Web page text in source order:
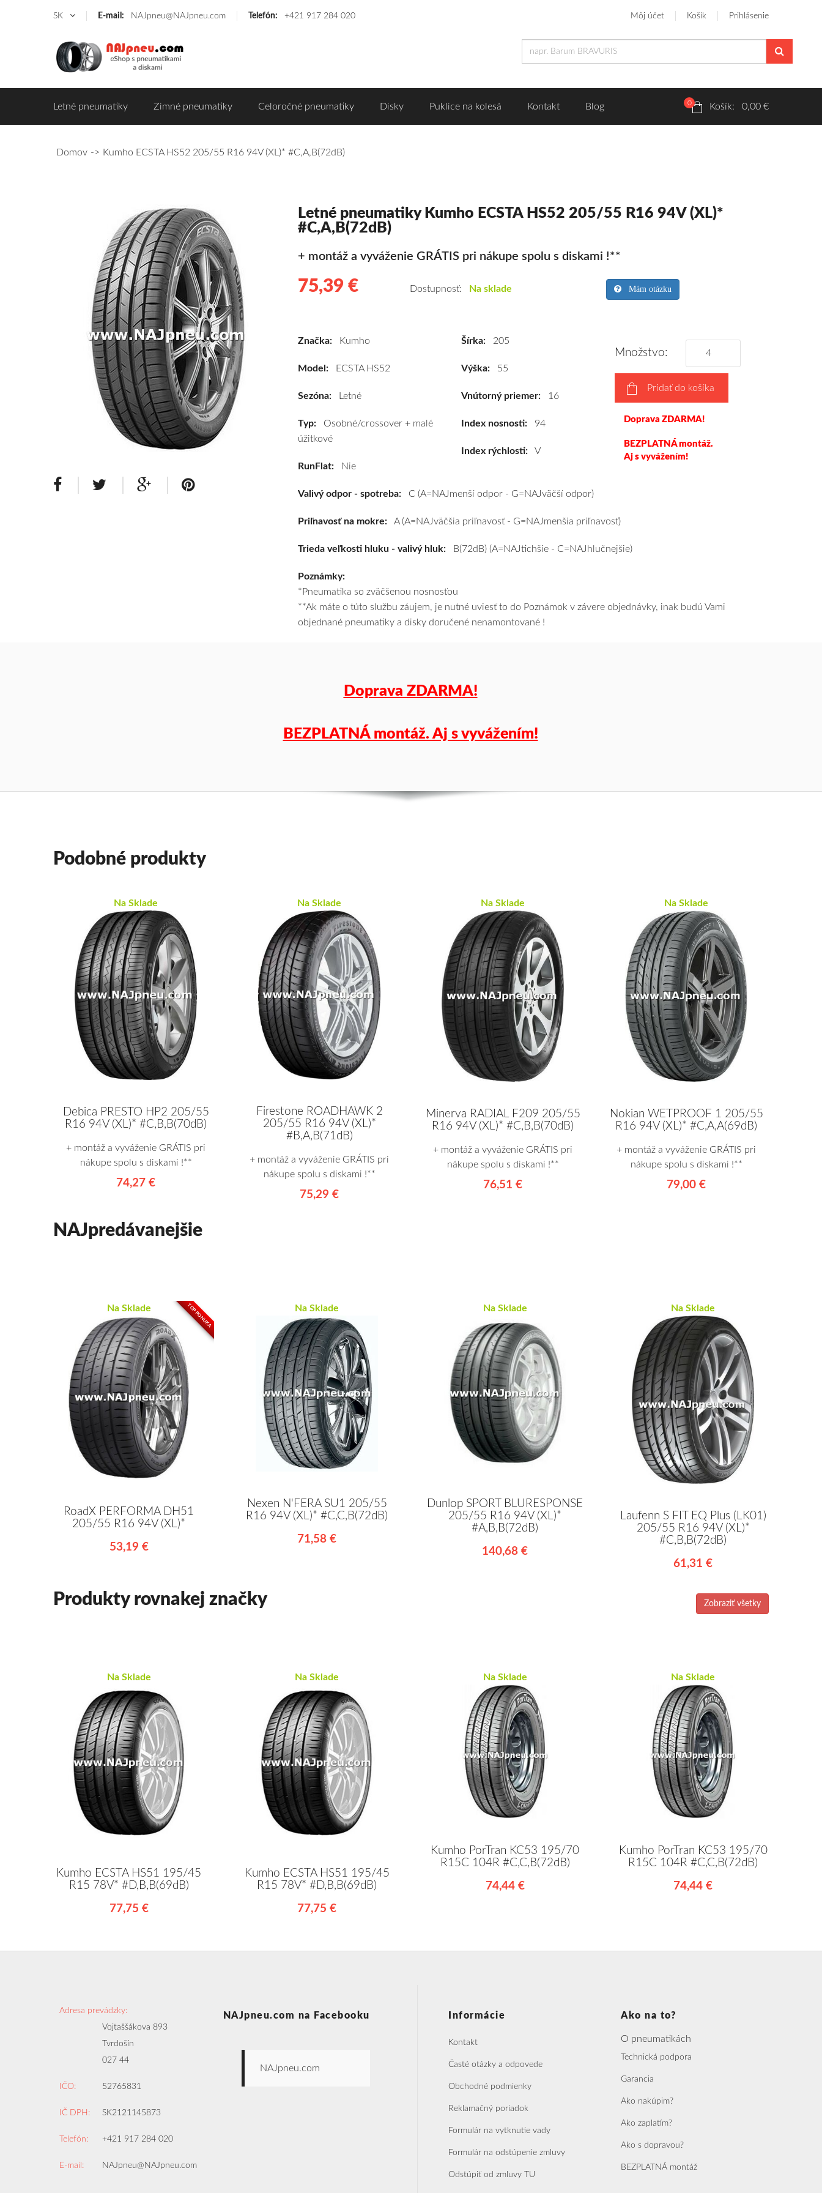
SK E-mail: NAJpneu@NAJpneu.com Telefón: +421 917 284 020 Môj účet Košík Prihlásenie
Letné pneumatiky Zimné pneumatiky Celoročné pneumatiky Disky Puklice na kolesá Kontakt Blog 0 Košík: 0,00 €
Domov Kumho ECSTA HS52 205/55 R16 94V (XL)* #C,A,B(72dB)
Letné pneumatiky Kumho ECSTA HS52 205/55 R16 94V (XL)*
#C,A,B(72dB)
+ montáž a vyváženie GRÁTIS pri nákupe spolu s diskami !**
75,39 €
osobné
ECSTA
205/55
kúpite
cenu
tomu
vám
pneumatiky
vášho
a
Dostupnosť: Na sklade Mám otázku
Značka: Kumho
Model: ECSTA HS52
Sezóna: Letné
Typ: Osobné/crossover + malé
úžitkové
RunFlat: Nie
Šírka:205
Výška:55
Vnútorný priemer:16
Index nosnosti:94
Index rýchlosti:V
Množstvo:
Pridať do košíka
Doprava ZDARMA!
BEZPLATNÁ montáž.
Aj s vyvážením!
Valivý odpor - spotreba: C (A=NAJmenší odpor - G=NAJväčší odpor)
Priľnavosť na mokre: A (A=NAJväčšia priľnavosť - G=NAJmenšia priľnavosť)
Trieda veľkosti hluku - valivý hluk: B(72dB) (A=NAJtichšie - C=NAJhlučnejšie)
Poznámky:
*Pneumatika so zväčšenou nosnosťou
**Ak máte o túto službu záujem, je nutné uviesť to do Poznámok v závere objednávky, inak budú Vami
objednané pneumatiky a disky doručené nenamontované !
Doprava ZDARMA!
BEZPLATNÁ montáž. Aj s vyvážením!
Podobné produkty
Na Sklade
Debica PRESTO HP2 205/55
R16 94V (XL)* #C,B,B(70dB)
+ montáž a vyváženie GRÁTIS pri
nákupe spolu s diskami !**
74,27 €
Na Sklade
Firestone ROADHAWK 2
205/55 R16 94V (XL)*
#B,A,B(71dB)
+ montáž a vyváženie GRÁTIS pri
nákupe spolu s diskami !**
75,29 €
Na Sklade
Minerva RADIAL F209 205/55
R16 94V (XL)* #C,B,B(70dB)
+ montáž a vyváženie GRÁTIS pri
nákupe spolu s diskami !**
76,51 €
Na Sklade
Nokian WETPROOF 1 205/55
R16 94V (XL)* #C,A,A(69dB)
+ montáž a vyváženie GRÁTIS pri
nákupe spolu s diskami !**
79,00 €
NAJpredávanejšie
TOP PONUKA
Na Sklade
RoadX PERFORMA DH51
205/55 R16 94V (XL)*
53,19 €
Na Sklade
Nexen N'FERA SU1 205/55
R16 94V (XL)* #C,C,B(72dB)
71,58 €
Na Sklade
Dunlop SPORT BLURESPONSE
205/55 R16 94V (XL)*
#A,B,B(72dB)
140,68 €
Na Sklade
Laufenn S FIT EQ Plus (LK01)
205/55 R16 94V (XL)*
#C,B,B(72dB)
61,31 €
Produkty rovnakej značky Zobraziť všetky
Na Sklade
Kumho ECSTA HS51 195/45
R15 78V* #D,B,B(69dB)
77,75 €
Na Sklade
Kumho ECSTA HS51 195/45
R15 78V* #D,B,B(69dB)
77,75 €
Na Sklade
Kumho PorTran KC53 195/70
R15C 104R #C,C,B(72dB)
74,44 €
Na Sklade
Kumho PorTran KC53 195/70
R15C 104R #C,C,B(72dB)
74,44 €
Adresa prevádzky:
Vojtaššákova 893
Tvrdošín
027 44
IČO: 52765831
IČ DPH: SK2121145873
Telefón: +421 917 284 020
E-mail: NAJpneu@NAJpneu.com
NAJpneu.com na Facebooku
NAJpneu.com
Informácie
Kontakt
Časté otázky a odpovede
Obchodné podmienky
Reklamačný poriadok
Formulár na vytknutie vady
Formulár na odstúpenie zmluvy
Odstúpiť od zmluvy TU
Ako na to?
O pneumatikách
Technická podpora
Garancia
Ako nakúpim?
Ako zaplatím?
Ako s dopravou?
BEZPLATNÁ montáž